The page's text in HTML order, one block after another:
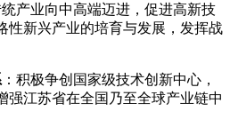
统产业向中高端迈进，促进高新技
性新兴产业的培育与发展，发挥战
：积极争创国家级技术创新中心，
强江苏省在全国乃至全球产业链中